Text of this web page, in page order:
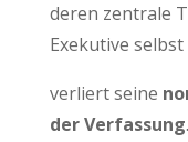
deren zentrale
Exekutive
verliert seine
der Verfassung.